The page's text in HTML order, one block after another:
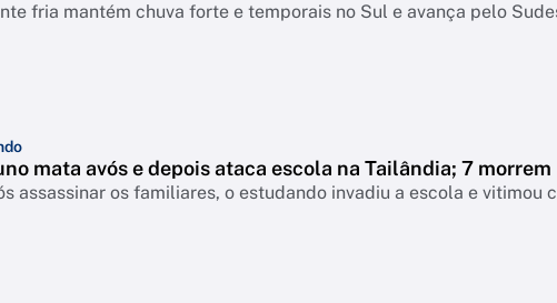
fria mantém chuva forte e temporais no Sul e avança pelo
mata avós e depois ataca escola na Tailândia; 7 morrem
assassinar os familiares, o estudando invadiu a escola e vitimou